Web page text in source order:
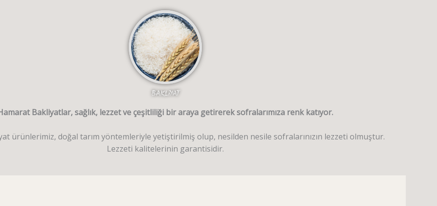
BAKLiYAT
Bakliyatlar, sağlık, lezzet ve çeşitliliği bir araya getirerek sofralarımıza renk katıyor.
ürünlerimiz, doğal tarım yöntemleriyle yetiştirilmiş olup, nesilden nesile sofralarınızın lezzeti olmuştur.
Lezzeti kalitelerinin garantisidir.